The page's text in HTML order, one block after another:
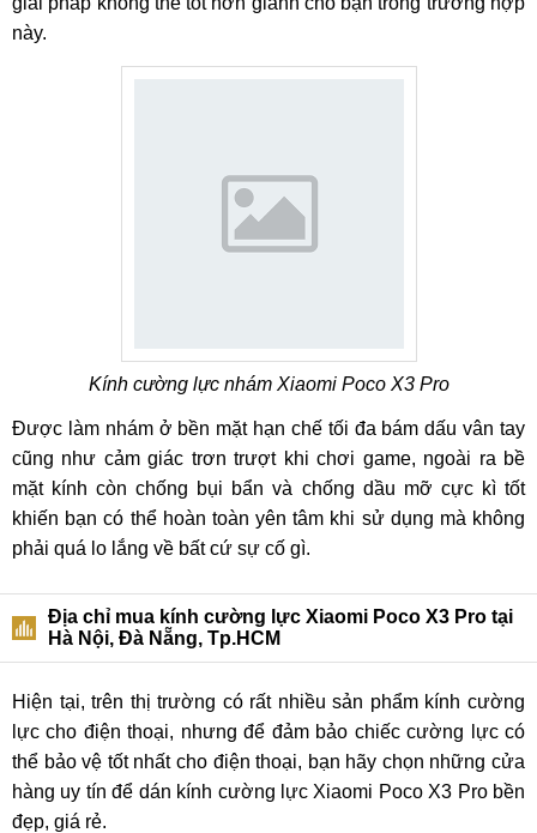
này.
Kính cường lực nhám Xiaomi Poco X3 Pro
Được làm nhám ở bền mặt hạn chế tối đa bám dấu vân tay
cũng như cảm giác trơn trượt khi chơi game, ngoài ra bề
mặt kính còn chống bụi bẩn và chống dầu mỡ cực kì tốt
khiến bạn có thể hoàn toàn yên tâm khi sử dụng mà không
phải quá lo lắng về bất cứ sự cố gì.
Địa chỉ mua kính cường lực Xiaomi Poco X3 Pro tại
Hà Nội, Đà Nẵng, Tp.HCM
Hiện tại, trên thị trường có rất nhiều sản phẩm kính cường
lực cho điện thoại, nhưng để đảm bảo chiếc cường lực có
thể bảo vệ tốt nhất cho điện thoại, bạn hãy chọn những cửa
hàng uy tín để dán kính cường lực Xiaomi Poco X3 Pro bền
đẹp, giá rẻ.